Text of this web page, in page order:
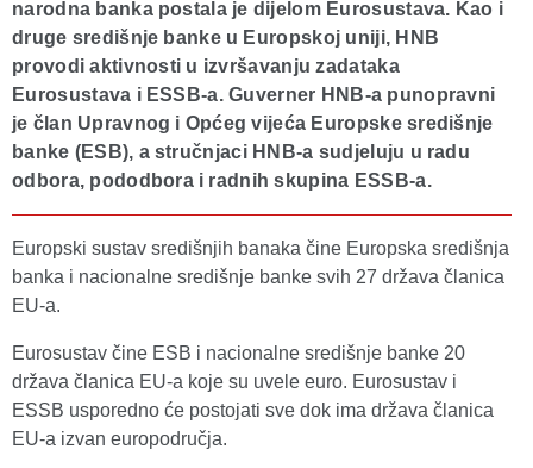
narodna banka postala je dijelom Eurosustava. Kao i
druge središnje banke u Europskoj uniji, HNB
provodi aktivnosti u izvršavanju zadataka
Eurosustava i ESSB-a. Guverner HNB-a punopravni
je član Upravnog i Općeg vijeća Europske središnje
banke (ESB), a stručnjaci HNB-a sudjeluju u radu
odbora, pododbora i radnih skupina ESSB-a.
Europski sustav središnjih banaka čine Europska središnja
banka i nacionalne središnje banke svih 27 država članica
EU-a.
Eurosustav čine ESB i nacionalne središnje banke 20
država članica EU-a koje su uvele euro. Eurosustav i
ESSB usporedno će postojati sve dok ima država članica
EU-a izvan europodručja.